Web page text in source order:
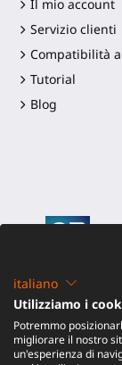
Il mio account
Servizio clienti
Compatibilità
Tutorial
Blog
©2016-
italiano
Utilizziamo i
Potremmo
migliorare il nostro
un'esperienza di